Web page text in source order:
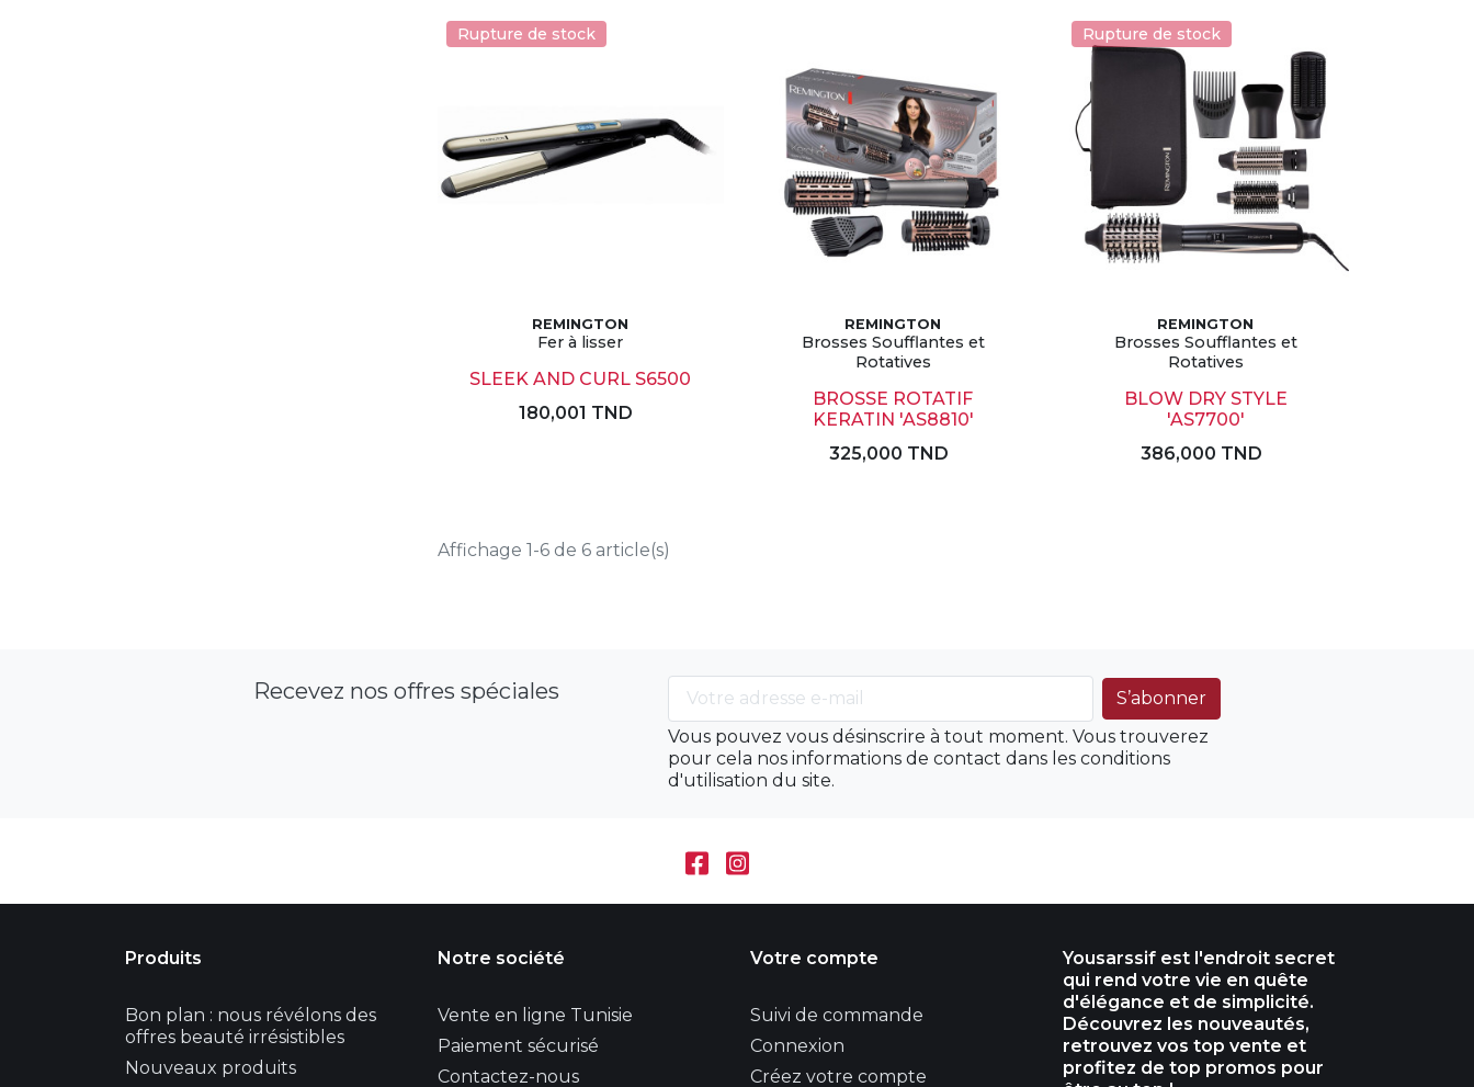
Rupture de stock
REMINGTON
Fer à lisser
SLEEK AND CURL S6500
180,001 TND
REMINGTON
Brosses Soufflantes et
Rotatives
BROSSE ROTATIF
KERATIN 'AS8810'
325,000 TND
Rupture de stock
REMINGTON
Brosses Soufflantes et
Rotatives
BLOW DRY STYLE
'AS7700'
386,000 TND
Affichage 1-6 de 6 article(s)
Recevez nos offres spéciales
Vous pouvez vous désinscrire à tout moment. Vous trouverez
pour cela nos informations de contact dans les conditions
d'utilisation du site.
Produits
Bon plan : nous révélons des
offres beauté irrésistibles
Nouveaux produits
Notre société
Vente en ligne Tunisie
Paiement sécurisé
Contactez-nous
Votre compte
Suivi de commande
Connexion
Créez votre compte
Yousarssif est l'endroit secret
qui rend votre vie en quête
d'élégance et de simplicité.
Découvrez les nouveautés,
retrouvez vos top vente et
profitez de top promos pour